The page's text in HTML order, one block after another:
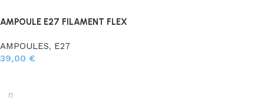
AMPOULE E27 FILAMENT FLEX
AMPOULES, E27
39,00 €